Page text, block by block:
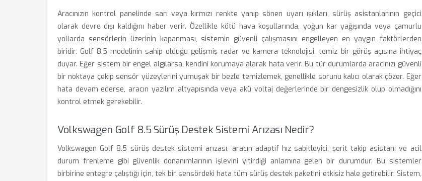
Aracınızın kontrol panelinde sarı veya kırmızı renkte yanıp sönen uyarı ışıkları, sürüş asistanlarının geçici
olarak devre dışı kaldığını haber verir. Özellikle kötü hava koşullarında, yoğun kar yağışında veya çamurlu
yollarda sensörlerin üzerinin kapanması, sistemin güvenli çalışmasını engelleyen en yaygın faktörlerden
biridir. Golf 8.5 modelinin sahip olduğu gelişmiş radar ve kamera teknolojisi, temiz bir görüş açısına ihtiyaç
duyar. Eğer sistem bir engel algılarsa, kendini korumaya alarak hata verir. Bu tür durumlarda aracınızı güvenli
bir noktaya çekip sensör yüzeylerini yumuşak bir bezle temizlemek, genellikle sorunu kalıcı olarak çözer. Eğer
hata devam ederse, aracın yazılım altyapısında veya akü voltaj değerlerinde bir dengesizlik olup olmadığını
kontrol etmek gerekebilir.
Volkswagen Golf 8.5 Sürüş Destek Sistemi Arızası Nedir?
Volkswagen Golf 8.5 sürüş destek sistemi arızası, aracın adaptif hız sabitleyici, şerit takip asistanı ve acil
durum frenleme gibi güvenlik donanımlarının işlevini yitirdiği anlamına gelen bir durumdur. Bu sistemler
birbirine entegre çalıştığı için, tek bir sensördeki hata tüm sürüş destek paketini etkisiz hale getirebilir. Sistem,